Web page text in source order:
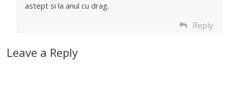
astept si la anul cu drag.
Reply
Leave a Reply